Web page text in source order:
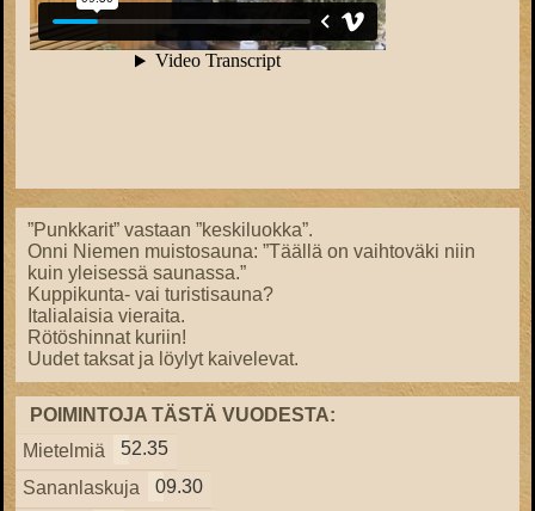
”Punkkarit” vastaan ”keskiluokka”.
Onni Niemen muistosauna: ”Täällä on vaihtoväki niin
kuin yleisessä saunassa.”
Kuppikunta- vai turistisauna?
Italialaisia vieraita.
Rötöshinnat kuriin!
Uudet taksat ja löylyt kaivelevat.
POIMINTOJA TÄSTÄ VUODESTA:
Mietelmiä
52.35
Sananlaskuja
09.30